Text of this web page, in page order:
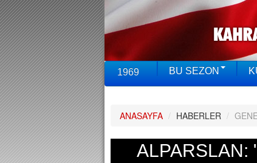
1969 BU SEZON
ANASAYFA / HABERLER /
ALPARSLAN: